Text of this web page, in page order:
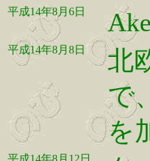
平成14年8月6日
平成14年8月8日
北
で
を